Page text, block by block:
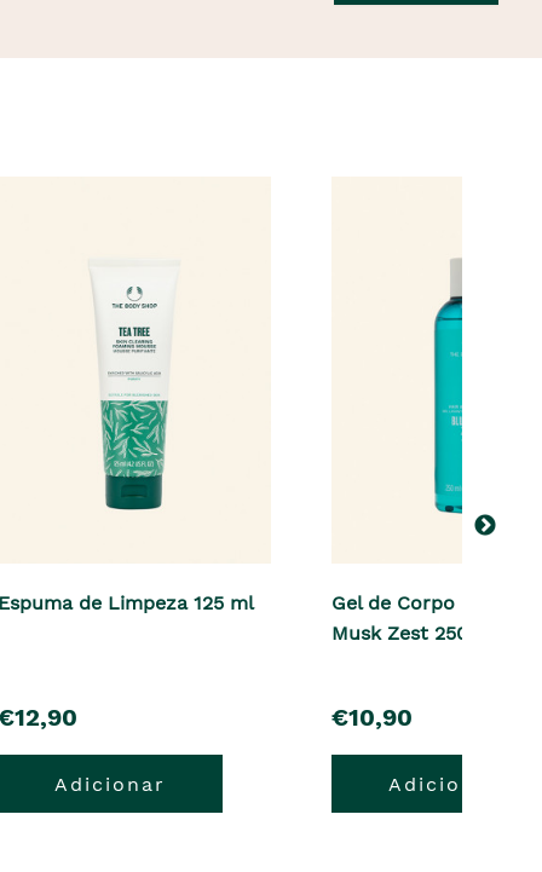
Espuma de Limpeza 125 ml
Adicionar
Gel de Corpo e
Musk Zest 250 ml
pre�o
€10,90
Adicionar